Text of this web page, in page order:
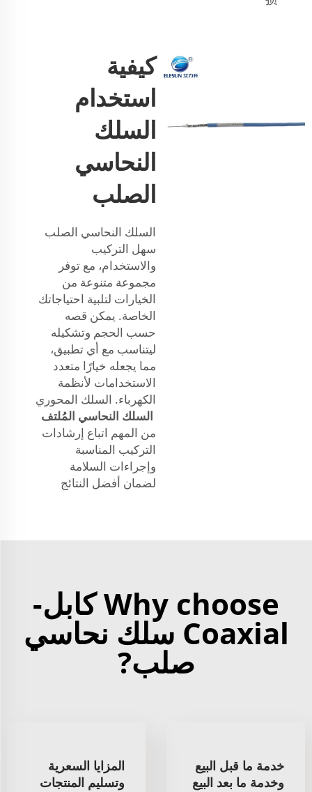
كيفية
استخدام
السلك
النحاسي
الصلب
السلك النحاسي الصلب
سهل التركيب
والاستخدام، مع توفر
مجموعة متنوعة من
الخيارات لتلبية احتياجاتك
الخاصة. يمكن قصه
حسب الحجم وتشكيله
ليتناسب مع أي تطبيق،
مما يجعله خيارًا متعدد
الاستخدامات لأنظمة
الكهرباء. السلك المحوري
السلك النحاسي المُلتف
من المهم اتباع إرشادات
التركيب المناسبة
وإجراءات السلامة
لضمان أفضل النتائج
Why choose كابل-
Coaxial سلك نحاسي
صلب?
خدمة ما قبل البيع
وخدمة ما بعد البيع
المزايا السعرية
وتسليم المنتجات